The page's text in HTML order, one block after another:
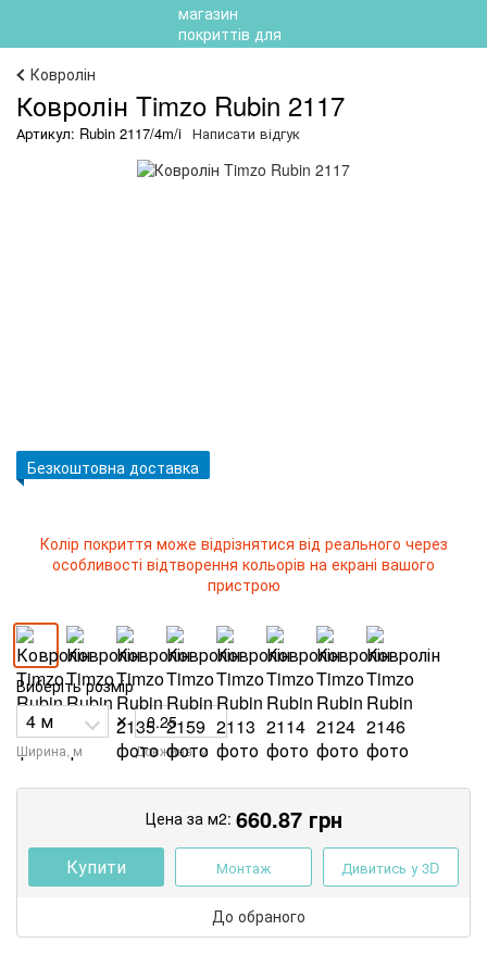
Ковролін
Ковролін Timzo Rubin 2117
Артикул: Rubin 2117/4m/i Написати відгук
Безкоштовна доставка
Колір покриття може відрізнятися від реального через
особливості відтворення кольорів на екрані вашого
пристрою
Виберіть розмір
Ширина, м
×
Довжина, м
Цена за м2: 660.87грн
Купити Монтаж Дивитись у 3D
До обраного